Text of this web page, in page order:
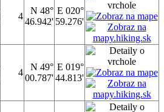
4
N 48°
46.942'
E 020°
59.276'
4
N 49°
00.787'
E 019°
44.813'